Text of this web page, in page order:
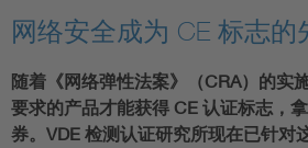
网络安全成为 CE 标志的
随着《网络弹性法案》（CRA）的实
要求的产品才能获得 CE 认证标志，
券。VDE 检测认证研究所现在已针对